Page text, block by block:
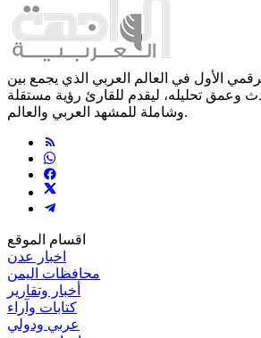
الأول في العالم العربي الذي يجمع بين
وعمق تحليله، ليقدم للقارئ رؤية مستقلة
وشاملة للمشهد العربي والعالم.
اقسام الموقع
اخبار عدن
محافظات اليمن
أخبار وتقارير
كتابات وآراء
عربي ودولي